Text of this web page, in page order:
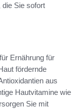
die Sie sofort
Ernährung für
fördernde
aus
Hautvitamine wie
Sie mit